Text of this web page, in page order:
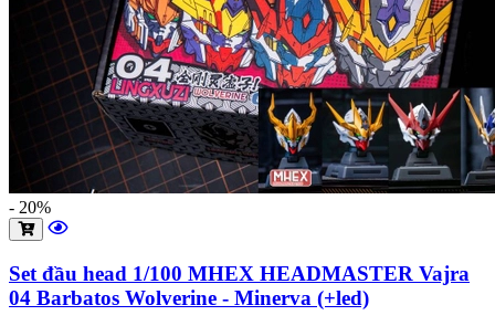
- 20%
Set đầu head 1/100 MHEX HEADMASTER Vajra
04 Barbatos Wolverine - Minerva (+led)